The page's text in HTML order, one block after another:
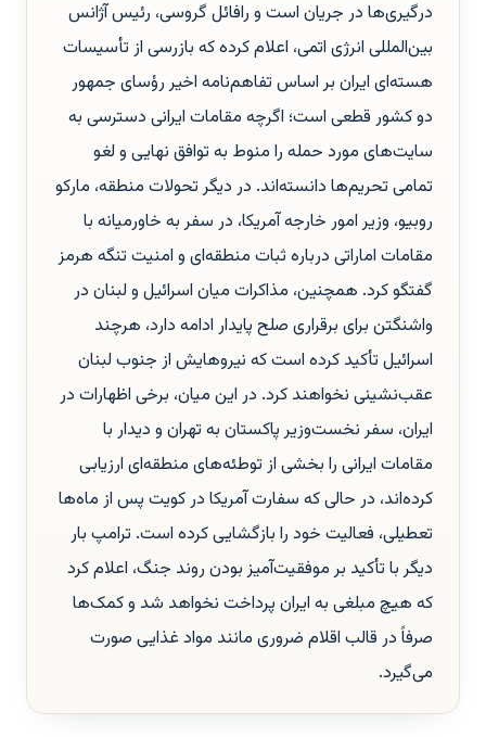
درگیری‌ها در جریان است و رافائل گروسی، رئیس آژانس
بین‌المللی انرژی اتمی، اعلام کرده که بازرسی از تأسیسات
هسته‌ای ایران بر اساس تفاهم‌نامه اخیر رؤسای جمهور
دو کشور قطعی است؛ اگرچه مقامات ایرانی دسترسی به
سایت‌های مورد حمله را منوط به توافق نهایی و لغو
تمامی تحریم‌ها دانسته‌اند. در دیگر تحولات منطقه، مارکو
روبیو، وزیر امور خارجه آمریکا، در سفر به خاورمیانه با
مقامات اماراتی درباره ثبات منطقه‌ای و امنیت تنگه هرمز
گفتگو کرد. همچنین، مذاکرات میان اسرائیل و لبنان در
واشنگتن برای برقراری صلح پایدار ادامه دارد، هرچند
اسرائیل تأکید کرده است که نیروهایش از جنوب لبنان
عقب‌نشینی نخواهند کرد. در این میان، برخی اظهارات در
ایران، سفر نخست‌وزیر پاکستان به تهران و دیدار با
مقامات ایرانی را بخشی از توطئه‌های منطقه‌ای ارزیابی
کرده‌اند، در حالی که سفارت آمریکا در کویت پس از ماه‌ها
تعطیلی، فعالیت خود را بازگشایی کرده است. ترامپ بار
دیگر با تأکید بر موفقیت‌آمیز بودن روند جنگ، اعلام کرد
که هیچ مبلغی به ایران پرداخت نخواهد شد و کمک‌ها
صرفاً در قالب اقلام ضروری مانند مواد غذایی صورت
می‌گیرد.